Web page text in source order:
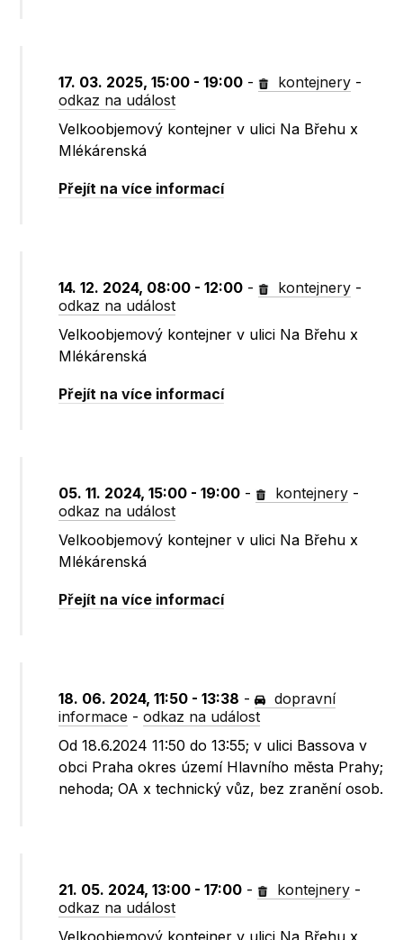
17. 03. 2025, 15:00 - 19:00 - kontejnery -
odkaz na událost
Velkoobjemový kontejner v ulici Na Břehu x
Mlékárenská
Přejít na více informací
14. 12. 2024, 08:00 - 12:00 - kontejnery -
odkaz na událost
Velkoobjemový kontejner v ulici Na Břehu x
Mlékárenská
Přejít na více informací
05. 11. 2024, 15:00 - 19:00 - kontejnery -
odkaz na událost
Velkoobjemový kontejner v ulici Na Břehu x
Mlékárenská
Přejít na více informací
18. 06. 2024, 11:50 - 13:38 -
dopravní
informace -odkaz na událost
Od 18.6.2024 11:50 do 13:55; v ulici Bassova v
obci Praha okres území Hlavního města Prahy;
nehoda; OA x technický vůz, bez zranění osob.
21. 05. 2024, 13:00 - 17:00 - kontejnery -
odkaz na událost
Velkoobjemový kontejner v ulici Na Břehu x